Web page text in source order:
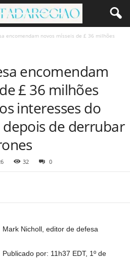
encomendam novos mísseis de £ 36 milhões
encomendam
£ 36 milhões
interesses do
de derrubar
32 0
Mark Nicholl, editor de defesa
Publicado por: 11h37 EDT, 1º de